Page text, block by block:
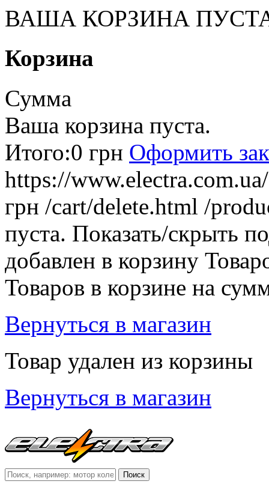
ВАША КОРЗИНА
Корзина
Сумма
Ваша корзина пуста.
Итого:0 грн Оформить
https://
грн /cart/delete.html /
пуста. Показать/скрыть
добавлен в корзину
Товаров в корзине на
Вернуться в магазин
Товар удален из корзины
Вернуться в магазин